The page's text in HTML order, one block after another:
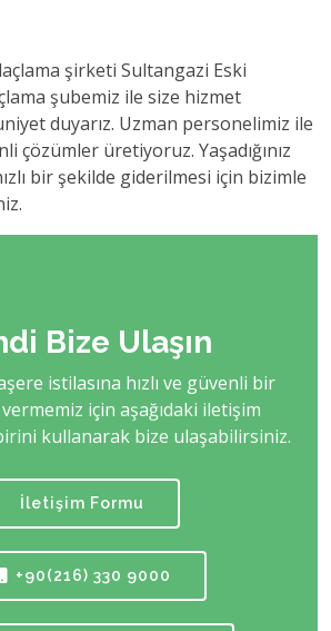
şirketi Sultangazi Eski
şubemiz ile size hizmet
duyarız. Uzman personelimiz ile
çözümler üretiyoruz. Yaşadığınız
bir şekilde giderilmesi için bizimle
Bize Ulaşın
istilasına hızlı ve güvenli bir
için aşağıdaki iletişim
kullanarak bize ulaşabilirsiniz.
İletişim Formu
+90(216) 330 9000